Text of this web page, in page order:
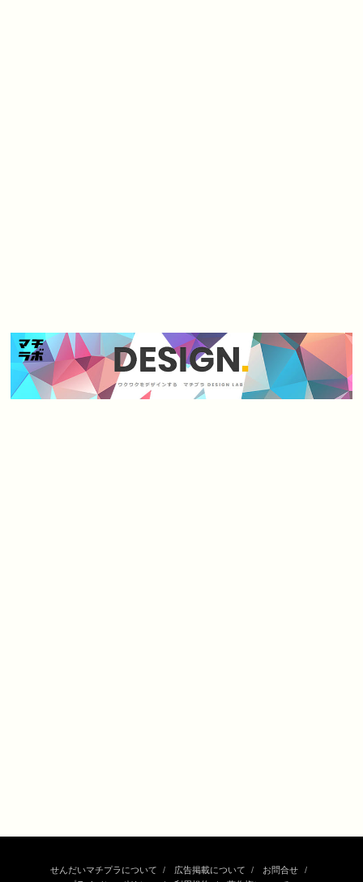
せんだいマチプラについて 広告掲載について
お問合せ